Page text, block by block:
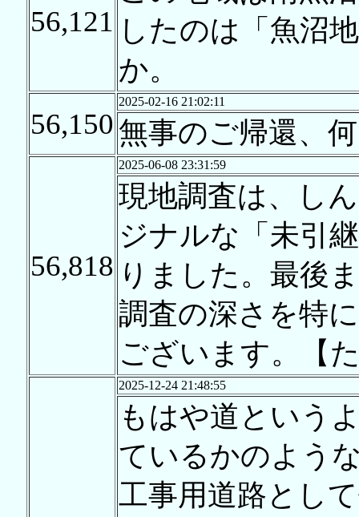
56,121 したのは「魚沼
か。
56,150
2025-02-16 21:02:11
無事のご帰還、
56,818
2025-06-08 23:31:59
現地調査は、し
ジナルな「未引
りました。最後
調査の深さを特
ございます。【
2025-12-24 21:48:55
もはや道という
ているかのよう
工事用道路とし